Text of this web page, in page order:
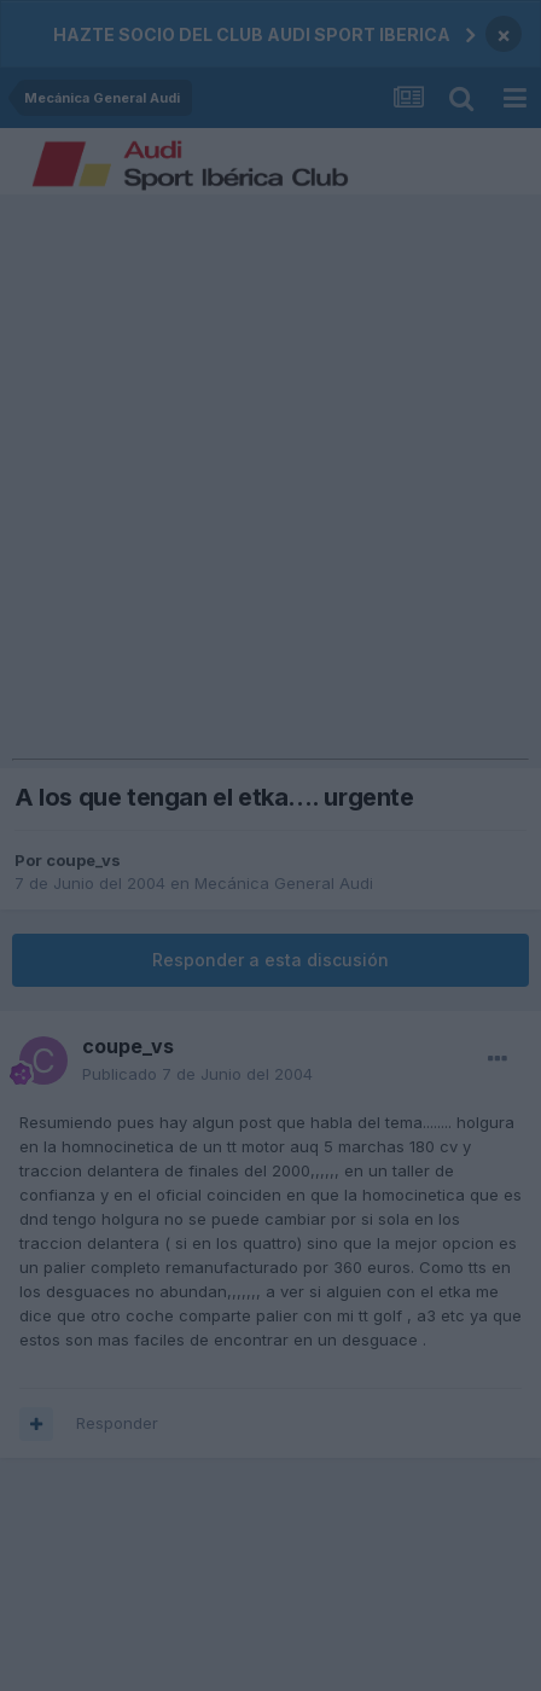
HAZTE SOCIO DEL CLUB AUDI SPORT IBERICA ×
Mecánica General Audi
A los que tengan el etka.... urgente
Por coupe_vs
7 de Junio del 2004 en Mecánica General Audi
Responder a esta discusión
coupe_vs
Publicado 7 de Junio del 2004
Resumiendo pues hay algun post que habla del tema........ holgura
en la homnocinetica de un tt motor auq 5 marchas 180 cv y
traccion delantera de finales del 2000,,,,,, en un taller de
confianza y en el oficial coinciden en que la homocinetica que es
dnd tengo holgura no se puede cambiar por si sola en los
traccion delantera ( si en los quattro) sino que la mejor opcion es
un palier completo remanufacturado por 360 euros. Como tts en
los desguaces no abundan,,,,,,, a ver si alguien con el etka me
dice que otro coche comparte palier con mi tt golf , a3 etc ya que
estos son mas faciles de encontrar en un desguace .
Responder